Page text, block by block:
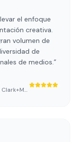
el enfoque
creativa.
volumen de
de
de medios.”